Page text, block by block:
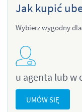
Jak kupić
Wybierz wygodny
u agenta lub w
UMÓW SIĘ